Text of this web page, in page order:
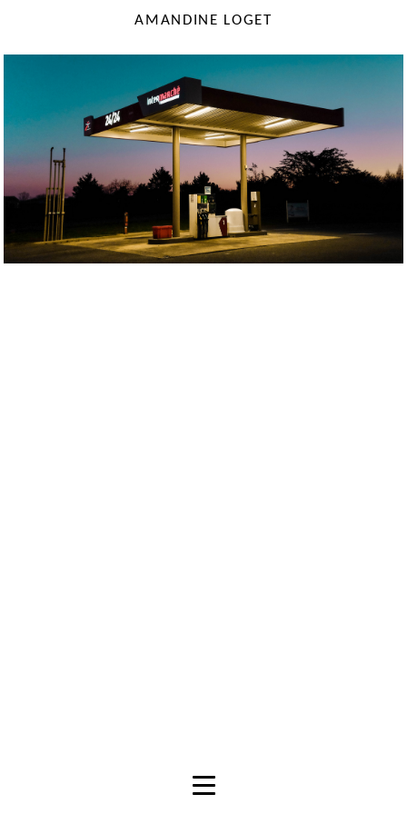
AMANDINE LOGET